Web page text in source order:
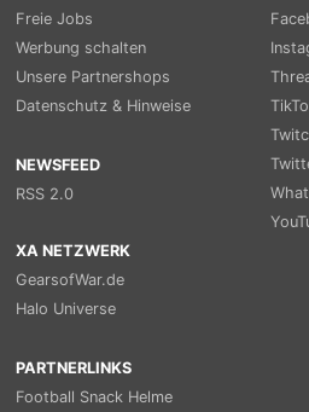
Freie Jobs
Werbung schalten
Unsere Partnershops
Datenschutz & Hinweise
NEWSFEED
RSS 2.0
XA NETZWERK
GearsofWar.de
Halo Universe
PARTNERLINKS
Football Snack Helme